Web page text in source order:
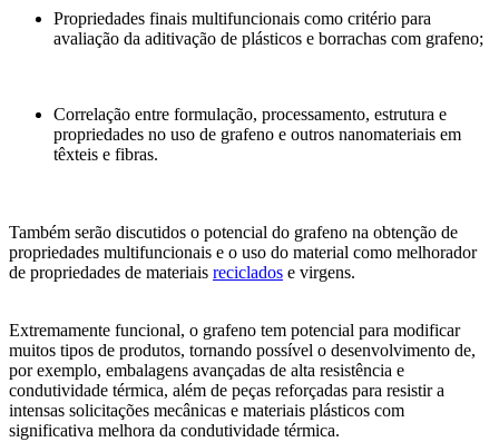
Propriedades finais multifuncionais como critério para
avaliação da aditivação de plásticos e borrachas com grafeno;
Correlação entre formulação, processamento, estrutura e
propriedades no uso de grafeno e outros nanomateriais em
têxteis e fibras.
Também serão discutidos o potencial do grafeno na obtenção de
propriedades multifuncionais e o uso do material como melhorador
de propriedades de materiais reciclados e virgens.
Extremamente funcional, o grafeno tem potencial para modificar
muitos tipos de produtos, tornando possível o desenvolvimento de,
por exemplo, embalagens avançadas de alta resistência e
condutividade térmica, além de peças reforçadas para resistir a
intensas solicitações mecânicas e materiais plásticos com
significativa melhora da condutividade térmica.